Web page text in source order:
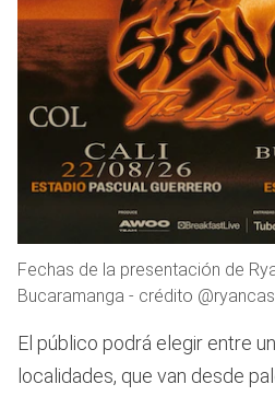
Fechas de la presentación de
Bucaramanga - crédito
El público podrá elegir entre
localidades, que van desde